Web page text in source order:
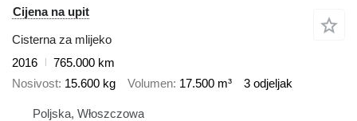
Cijena na upit
Cisterna za mlijeko
2016
765.000 km
Nosivost 15.600 kg Volumen 17.500 m³ 3 odjeljak
Poljska, Włoszczowa